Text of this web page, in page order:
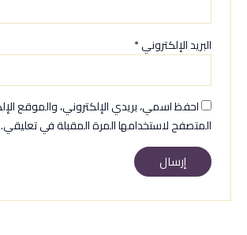
البريد الإلكتروني*
احفظ اسمي، بريدي الإلكتروني، والموقع
المتصفح لاستخدامها المرة المقبلة في تعليقي.